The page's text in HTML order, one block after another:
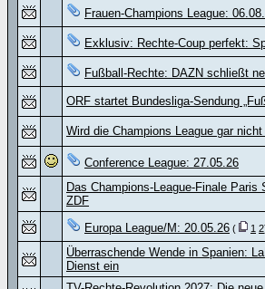
Frauen-Champions League:
Exklusiv: Rechte-Coup perfekt:
Fußball-Rechte: DAZN schließt
ORF startet Bundesliga-Sendung
Wird die Champions League gar
Conference League: 27.05.26
Das Champions-League-Finale
ZDF
Europa League/M: 20.05.26 ( 1 2
Überraschende Wende in Spanien:
Dienst ein